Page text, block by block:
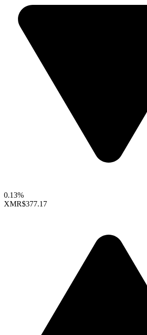
0.13%
XMR$377.17